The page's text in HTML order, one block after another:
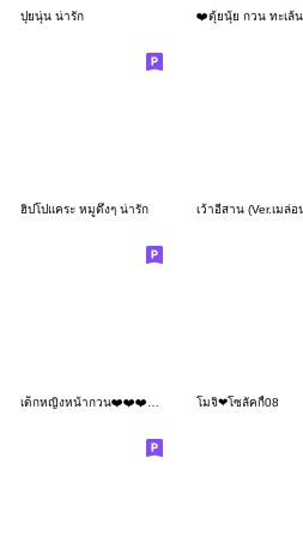
ปุยนุ่น น่ารัก ❤️ตุ้ยนุ้ย กวน ทะเล้
ฮิปโปแคระ หมูดึ๋งๆ น่ารัก
เด็กหญิงหน้ากวน❤️❤️❤️145 MINI โมจิ❤โซลัคกี้08